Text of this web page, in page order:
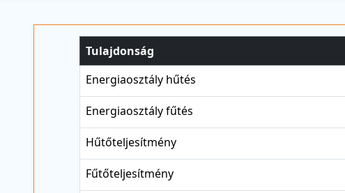
Tulajdonság
Energiaosztály hűtés
Energiaosztály fűtés
Hűtőteljesítmény
Fűtőteljesítmény